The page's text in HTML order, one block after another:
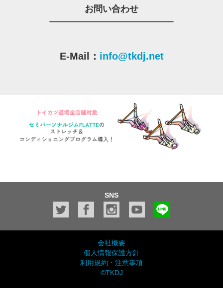
お問い合わせ
E-Mail： info@tkdj.net
SNS
会社概要
個人情報保護方針
利用規約・注意事項
©TKDJ